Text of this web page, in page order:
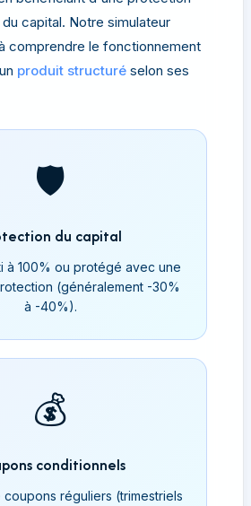
capital. Notre simulateur
comprendre le fonctionnement
produit structuré selon ses
🛡️
du capital
à 100% ou protégé avec une
(généralement -30%
à -40%).
💰
conditionnels
réguliers (trimestriels